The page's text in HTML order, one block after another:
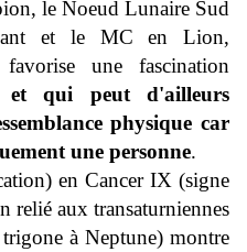
le Noeud Lunaire Sud
et le MC en Lion,
une fascination
et qui peut d'ailleurs
physique car
une personne.
en Cancer IX (signe
relié aux transaturniennes
à Neptune) montre